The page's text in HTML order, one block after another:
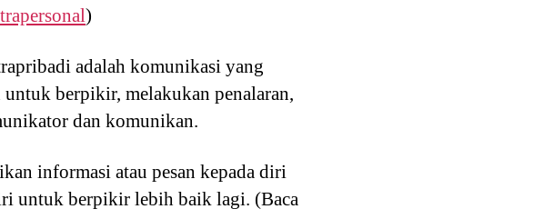
)
adalah komunikasi yang
berpikir, melakukan penalaran,
dan komunikan.
informasi atau pesan kepada diri
untuk berpikir lebih baik lagi. (Baca